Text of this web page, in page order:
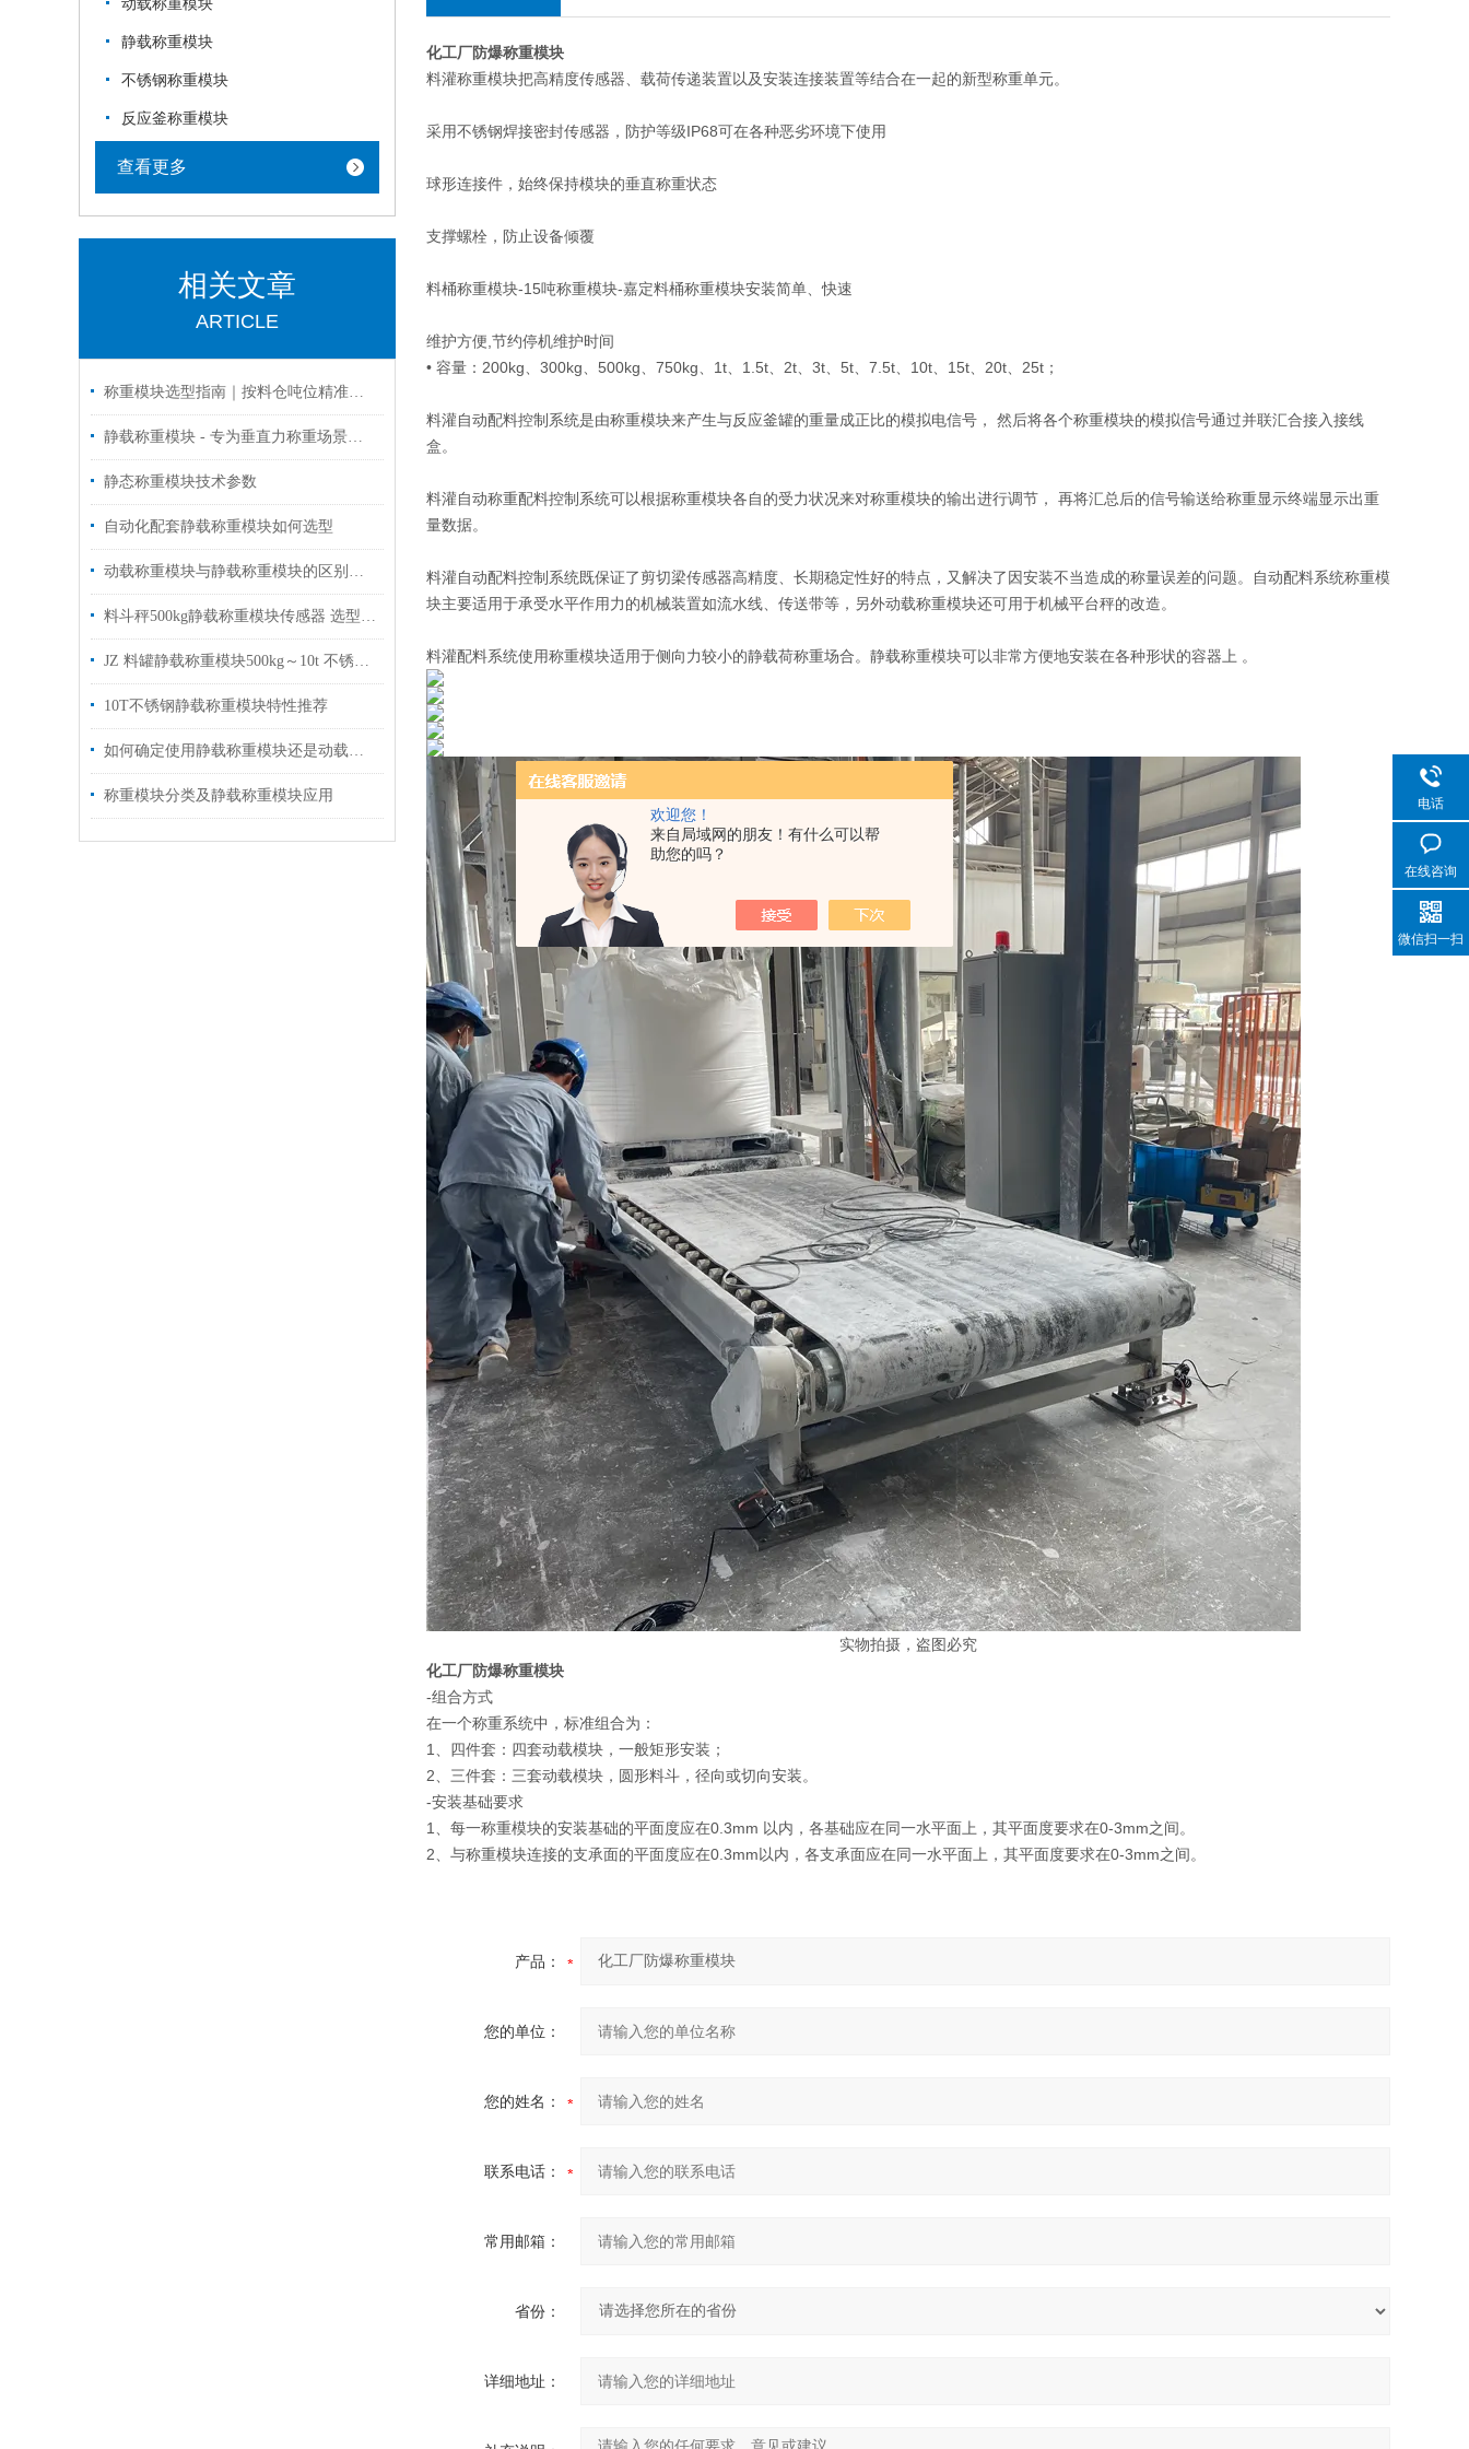
欢迎您！
来自局域网的朋友！有什么可以帮
助您的吗？
动载称重模块
静载称重模块
不锈钢称重模块
反应釜称重模块
查看更多
相关文章
ARTICLE
称重模块选型指南｜按料仓吨位精准选配方案（苏州金钻称重）
静载称重模块 - 专为垂直力称重场景设计的可靠解决方案
静态称重模块技术参数
自动化配套静载称重模块如何选型
动载称重模块与静载称重模块的区别是什么？
料斗秤500kg静载称重模块传感器 选型指南
JZ 料罐静载称重模块500kg～10t 不锈钢材质
10T不锈钢静载称重模块特性推荐
如何确定使用静载称重模块还是动载称重模块？
称重模块分类及静载称重模块应用
化工厂防爆称重模块
料灌称重模块把高精度传感器、载荷传递装置以及安装连接装置等结合在一起的新型称重单元。
采用不锈钢焊接密封传感器，防护等级IP68可在各种恶劣环境下使用
球形连接件，始终保持模块的垂直称重状态
支撑螺栓，防止设备倾覆
料桶称重模块-15吨称重模块-嘉定料桶称重模块安装简单、快速
维护方便,节约停机维护时间
• 容量：200kg、300kg、500kg、750kg、1t、1.5t、2t、3t、5t、7.5t、10t、15t、20t、25t；
料灌自动配料控制系统是由称重模块来产生与反应釜罐的重量成正比的模拟电信号， 然后将各个称重模块的模拟信号通过并联汇合接入接线
盒。
料灌自动称重配料控制系统可以根据称重模块各自的受力状况来对称重模块的输出进行调节， 再将汇总后的信号输送给称重显示终端显示出重
量数据。
料灌自动配料控制系统既保证了剪切梁传感器高精度、长期稳定性好的特点，又解决了因安装不当造成的称量误差的问题。自动配料系统称重模
块主要适用于承受水平作用力的机械装置如流水线、传送带等，另外动载称重模块还可用于机械平台秤的改造。
料灌配料系统使用称重模块适用于侧向力较小的静载荷称重场合。静载称重模块可以非常方便地安装在各种形状的容器上 。
实物拍摄，盗图必究
化工厂防爆称重模块
-组合方式
在一个称重系统中，标准组合为：
1、四件套：四套动载模块，一般矩形安装；
2、三件套：三套动载模块，圆形料斗，径向或切向安装。
-安装基础要求
1、每一称重模块的安装基础的平面度应在0.3mm 以内，各基础应在同一水平面上，其平面度要求在0-3mm之间。
2、与称重模块连接的支承面的平面度应在0.3mm以内，各支承面应在同一水平面上，其平面度要求在0-3mm之间。
产品：
您的单位：
您的姓名：
联系电话：
常用邮箱：
省份：
详细地址：
电话
在线咨询
微信扫一扫